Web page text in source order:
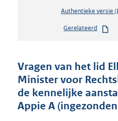
Authentieke versie
Gerelateerd
Vragen van het lid
Minister voor
de kennelijke
Appie A